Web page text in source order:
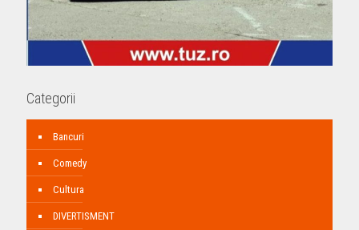
Categorii
Bancuri
Comedy
Cultura
DIVERTISMENT